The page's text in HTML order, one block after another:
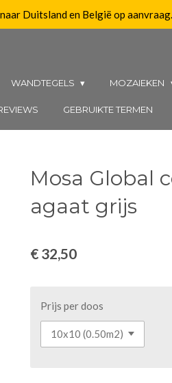
Duitsland en België op aanvraag.
WANDTEGELS MOZAIEKEN
GEBRUIKTE TERMEN
Mosa Global
agaat grijs
€ 32,50
Prijs per doos